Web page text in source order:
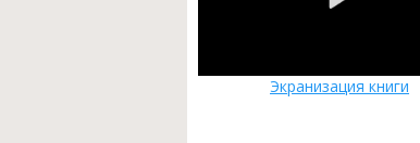
Экранизация книги